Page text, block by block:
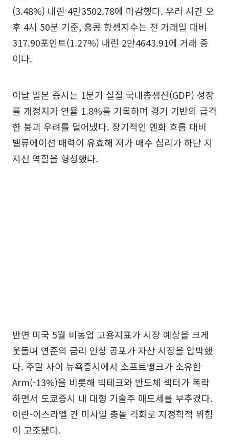
(3.48%) 내린 4만3502.78에 마감했다. 우리 시간 오
후 4시 50분 기준, 홍콩 항셍지수는 전 거래일 대비
317.90포인트(1.27%) 내린 2만4643.91에 거래 중
이다.
이날 일본 증시는 1분기 실질 국내총생산(GDP) 성장
률 개정치가 연율 1.8%를 기록하며 경기 기반의 급격
한 붕괴 우려를 덜어냈다. 장기적인 엔화 흐름 대비
밸류에이션 매력이 유효해 저가 매수 심리가 하단 지
지선 역할을 형성했다.
반면 미국 5월 비농업 고용지표가 시장 예상을 크게
웃돌며 연준의 금리 인상 공포가 자산 시장을 압박했
다. 주말 사이 뉴욕증시에서 소프트뱅크가 소유한
Arm(-13%)을 비롯해 빅테크와 반도체 섹터가 폭락
하면서 도쿄증시 내 대형 기술주 매도세를 부추겼다.
이란-이스라엘 간 미사일 충돌 격화로 지정학적 위험
이 고조됐다.